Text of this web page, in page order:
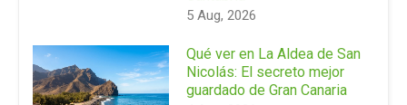
5 Aug, 2026
Qué ver en La Aldea de San
Nicolás: El secreto mejor
guardado de Gran Canaria